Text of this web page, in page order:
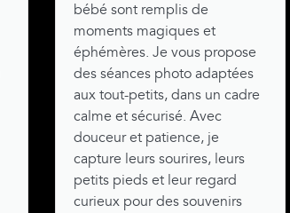
bébé sont remplis de
moments magiques et
éphémères. Je vous propose
des séances photo adaptées
aux tout-petits, dans un cadre
calme et sécurisé. Avec
douceur et patience, je
capture leurs sourires, leurs
petits pieds et leur regard
curieux pour des souvenirs